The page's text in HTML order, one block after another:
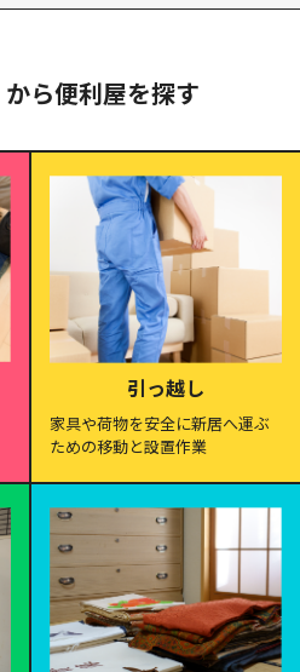
から便利屋を探す
引っ越し
家具や荷物を安全に新居へ運ぶ
ための移動と設置作業